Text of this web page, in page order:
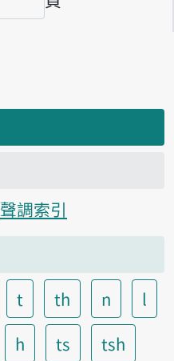
聲調索引
t th n
l
h ts
tsh